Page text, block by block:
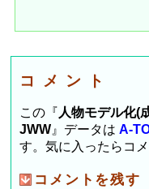
コメント
この『 人物モデル化(
JWW 』データはA-
す。気に入ったらコ
コメントを残す